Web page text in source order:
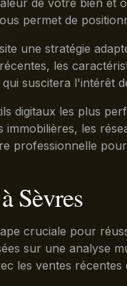
de votre bien et
permet de
une stratégie
les
suscitera l'intérêt
digitaux les plus
les
professionnelle
Sèvres
cruciale pour
sur une analyse
les ventes récentes